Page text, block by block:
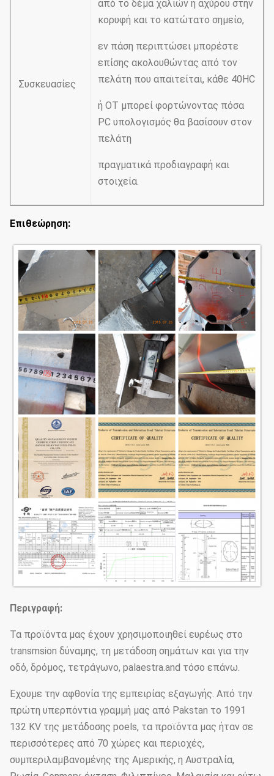
Συσκευασίες
από το δέμα χαλιών ή αχύρου στην
κορυφή και το κατώτατο σημείο,
εν πάση περιπτώσει μπορέστε
επίσης ακολουθώντας από τον
πελάτη που απαιτείται, κάθε 40HC
ή OT μπορεί φορτώνοντας πόσα
PC υπολογισμός θα βασίσουν στον
πελάτη
πραγματικά προδιαγραφή και
στοιχεία.
Επιθεώρηση:
Περιγραφή:
Τα προϊόντα μας έχουν χρησιμοποιηθεί ευρέως στο
transmsion δύναμης, τη μετάδοση σημάτων και για την
οδό, δρόμος, τετράγωνο, palaestra.and τόσο επάνω.
Έχουμε την αφθονία της εμπειρίας εξαγωγής. Από την
πρώτη υπερπόντια γραμμή μας από Pakstan το 1991
132 KV της μετάδοσης poels, τα προϊόντα μας ήταν σε
περισσότερες από 70 χώρες και περιοχές,
συμπεριλαμβανομένης της Αμερικής, η Αυστραλία,